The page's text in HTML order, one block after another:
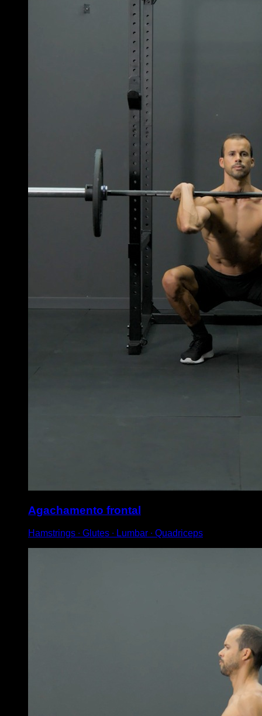
Agachamento frontal
Hamstrings ∙ Glutes ∙ Lumbar ∙ Quadriceps